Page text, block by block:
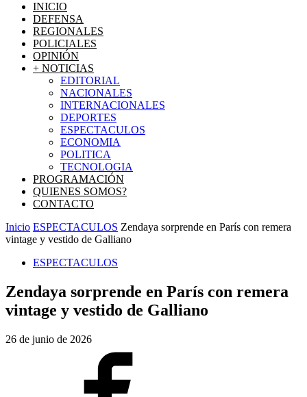
INICIO
DEFENSA
REGIONALES
POLICIALES
OPINIÓN
+ NOTICIAS
EDITORIAL
NACIONALES
INTERNACIONALES
DEPORTES
ESPECTACULOS
ECONOMIA
POLITICA
TECNOLOGIA
PROGRAMACIÓN
QUIENES SOMOS?
CONTACTO
Inicio ESPECTACULOS Zendaya sorprende en París con remera
vintage y vestido de Galliano
ESPECTACULOS
Zendaya sorprende en París con remera
vintage y vestido de Galliano
26 de junio de 2026